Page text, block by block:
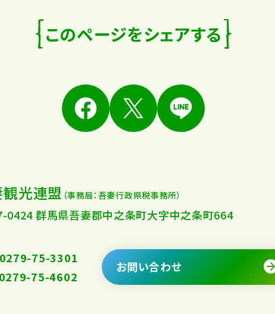
このページをシェアする
光連盟 （事務局：吾妻行政県税事務所）
0424 群馬県吾妻郡中之条町大字中之条町664
75-3301
75-4602
お問い合わせ